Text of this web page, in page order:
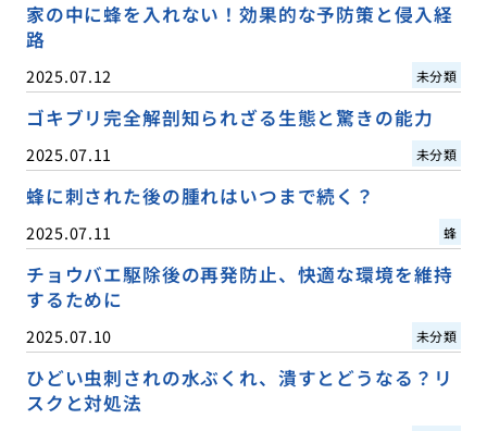
家の中に蜂を入れない！効果的な予防策と侵入経
路
2025.07.12 未分類
ゴキブリ完全解剖知られざる生態と驚きの能力
2025.07.11 未分類
蜂に刺された後の腫れはいつまで続く？
2025.07.11 蜂
チョウバエ駆除後の再発防止、快適な環境を維持
するために
2025.07.10 未分類
ひどい虫刺されの水ぶくれ、潰すとどうなる？リ
スクと対処法